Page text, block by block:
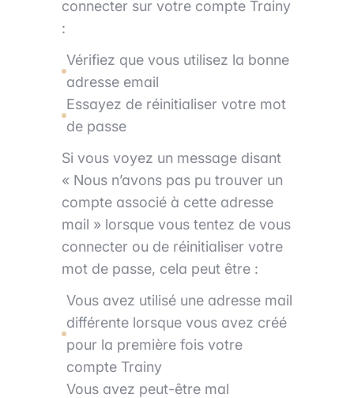
connecter sur votre compte Trainy
:
Vérifiez que vous utilisez la bonne
adresse email
Essayez de réinitialiser votre mot
de passe
Si vous voyez un message disant
« Nous n’avons pas pu trouver un
compte associé à cette adresse
mail » lorsque vous tentez de vous
connecter ou de réinitialiser votre
mot de passe, cela peut être :
Vous avez utilisé une adresse mail
différente lorsque vous avez créé
pour la première fois votre
compte Trainy
Vous avez peut-être mal